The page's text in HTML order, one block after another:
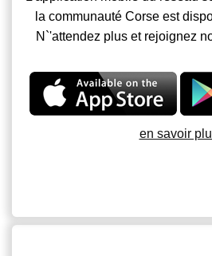
la communauté Corse est
N`'attendez plus et rejoignez
en savoir